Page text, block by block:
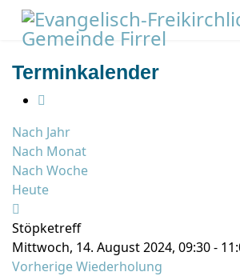
Terminkalender
Nach Jahr
Nach Monat
Nach Woche
Heute
Stöpketreff
Mittwoch, 14. August 2024, 09:30 -
Vorherige Wiederholung